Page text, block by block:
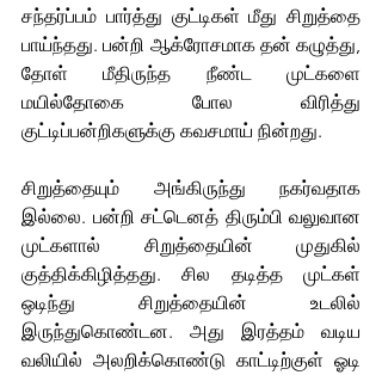
சந்தர்ப்பம் பார்த்து குட்டிகள் மீது சிறுத்தை
பாய்ந்தது. பன்றி ஆக்ரோசமாக தன் கழுத்து,
தோள் மீதிருந்த நீண்ட முட்களை
மயில்தோகை போல விரித்து
குட்டிப்பன்றிகளுக்கு கவசமாய் நின்றது.
சிறுத்தையும் அங்கிருந்து நகர்வதாக
இல்லை. பன்றி சட்டெனத் திரும்பி வலுவான
முட்களால் சிறுத்தையின் முதுகில்
குத்திக்கிழித்தது. சில தடித்த முட்கள்
ஒடிந்து சிறுத்தையின் உடலில்
இருந்துகொண்டன. அது இரத்தம் வடிய
வலியில் அலறிக்கொண்டு காட்டிற்குள் ஓடி